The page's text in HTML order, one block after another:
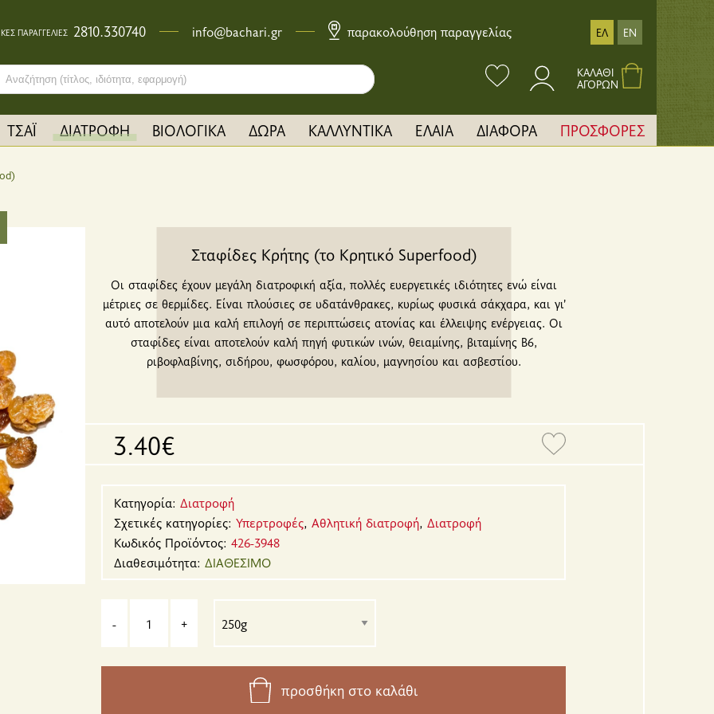
ΠΑΡΑΓΓΕΛΙΕΣ 2810.330740 info@bachari.gr παρακολούθηση παραγγελίας ΕΛ EN
bar input field ΚΑΛΑΘΙ
ΑΓΟΡΩΝ
ΤΣΑΪ ΔΙΑΤΡΟΦΗ ΒΙΟΛΟΓΙΚΑ ΔΩΡΑ ΚΑΛΛΥΝΤΙΚΑ ΕΛΑΙΑ ΔΙΑΦΟΡΑ ΠΡΟΣΦΟΡΕΣ
Σταφίδες Κρήτης (το Kρητικό Superfood)
Οι σταφίδες έχουν μεγάλη διατροφική αξία, πολλές ευεργετικές ιδιότητες ενώ είναι
μέτριες σε θερμίδες. Eίναι πλούσιες σε υδατάνθρακες, κυρίως φυσικά σάκχαρα, και γι’
αυτό αποτελούν μια καλή επιλογή σε περιπτώσεις ατονίας και έλλειψης ενέργειας. Οι
σταφίδες είναι αποτελούν καλή πηγή φυτικών ινών, θειαμίνης, βιταμίνης B6,
ριβοφλαβίνης, σιδήρου, φωσφόρου, καλίου, μαγνησίου και ασβεστίου.
3.40€
Κατηγορία: Διατροφή
Σχετικές κατηγορίες: Υπερτροφές, Αθλητική διατροφή, Διατροφή
Κωδικός Προϊόντος: 426-3948
Διαθεσιμότητα: ΔΙΑΘΕΣΙΜΟ
- +
προσθήκη στο καλάθι